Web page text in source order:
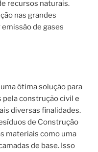
recursos naturais.
nas grandes
de gases
ótima solução para
construção civil e
diversas finalidades.
de Construção
materiais como uma
de base. Isso